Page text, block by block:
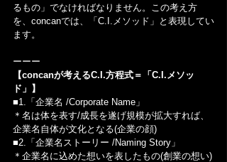
るもの」でなければなりません。この考え方
を、concanでは、「C.I.メソッド」と表現してい
ます。
ーーー
【concanが考えるC.I.方程式＝「C.I.メソッ
ド」】
■1.「企業名 /Corporate Name」
＊名は体を表す/成長を遂げ規模が拡大すれば、
企業名自体が文化となる(企業の顔)
■2.「企業名ストーリー /Naming Story」
＊企業名に込めた想いを表したもの(創業の想い)